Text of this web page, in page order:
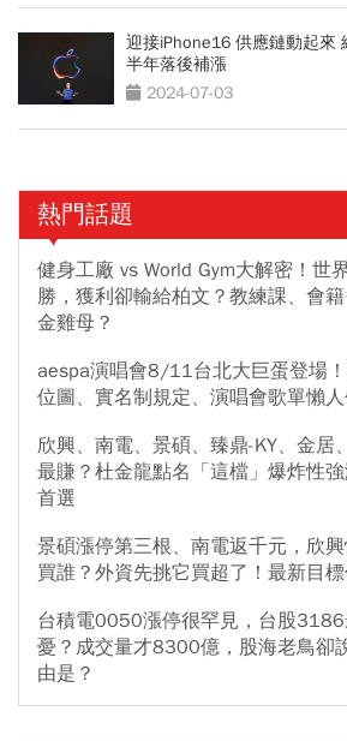
迎接iPhone16 供應鏈動起來
半年落後補漲
2024-07-03
熱門話題
健身工廠 vs World Gym大解密！世
勝，獲利卻輸給柏文？教練課、會
金雞母？
aespa演唱會8/11台北大巨蛋登場
位圖、實名制規定、演唱會歌單懶
欣興、南電、景碩、臻鼎-KY、金居
最賺？杜金龍點名「這檔」爆炸性
首選
景碩漲停第三根、南電返千元，欣
買誰？外資先挑它買超了！最新目
台積電0050漲停很罕見，台股
憂？成交量才8300億，股海老鳥卻
由是？